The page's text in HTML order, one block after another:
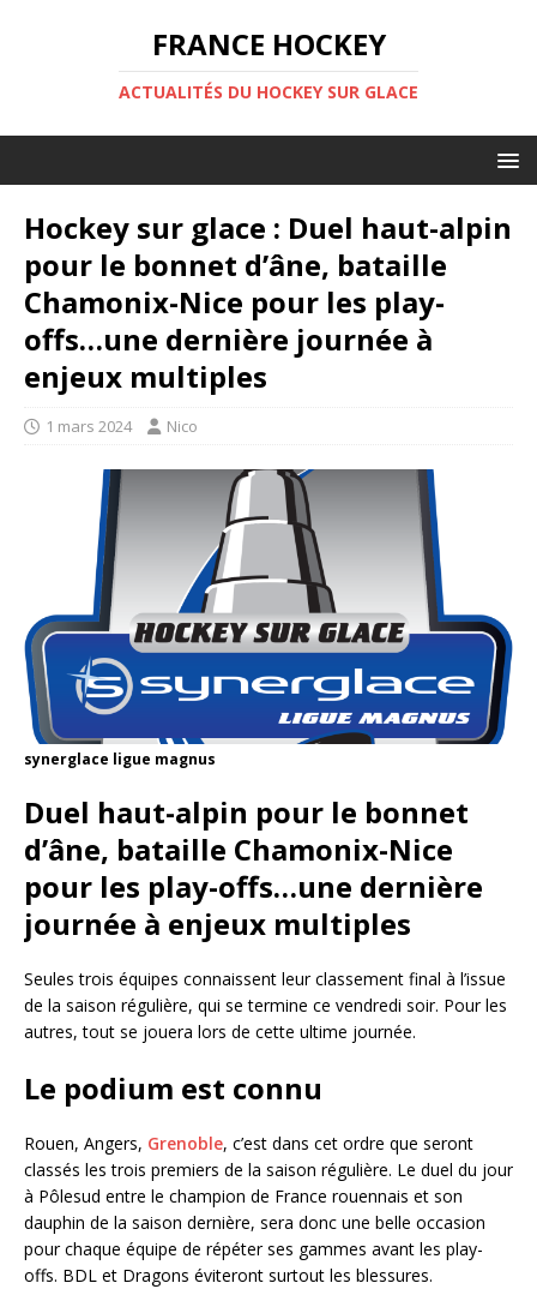
FRANCE HOCKEY
ACTUALITÉS DU HOCKEY SUR GLACE
Hockey sur glace : Duel haut-alpin
pour le bonnet d’âne, bataille
Chamonix-Nice pour les play-
offs…une dernière journée à
enjeux multiples
1 mars 2024 Nico
synerglace ligue magnus
Duel haut-alpin pour le bonnet
d’âne, bataille Chamonix-Nice
pour les play-offs…une dernière
journée à enjeux multiples
Seules trois équipes connaissent leur classement final à l’issue
de la saison régulière, qui se termine ce vendredi soir. Pour les
autres, tout se jouera lors de cette ultime journée.
Le podium est connu
Rouen, Angers, Grenoble, c’est dans cet ordre que seront
classés les trois premiers de la saison régulière. Le duel du jour
à Pôlesud entre le champion de France rouennais et son
dauphin de la saison dernière, sera donc une belle occasion
pour chaque équipe de répéter ses gammes avant les play-
offs. BDL et Dragons éviteront surtout les blessures.